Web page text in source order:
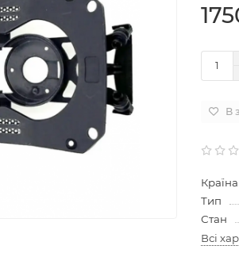
В
Тип
Стан
Всі